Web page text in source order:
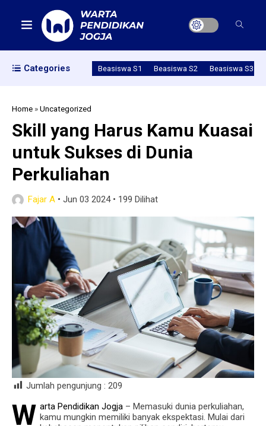
Categories Beasiswa S1 Beasiswa S2 Beasiswa S3
Home »Uncategorized
Skill yang Harus Kamu Kuasai
untuk Sukses di Dunia
Perkuliahan
Fajar A • Jun 03 2024• 199 Dilihat
Jumlah pengunjung : 209
W arta Pendidikan Jogja – Memasuki dunia perkuliahan,
kamu mungkin memiliki banyak ekspektasi. Mulai dari